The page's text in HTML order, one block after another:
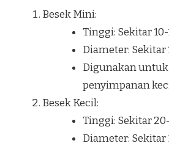
Besek Mini:
Tinggi: Sekitar
Diameter: Sekitar
Digunakan untuk
penyimpanan
Besek Kecil:
Tinggi: Sekitar
Diameter: Sekitar